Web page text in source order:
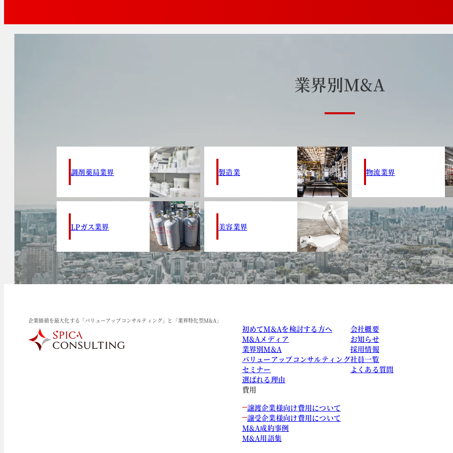
業界別M&A
調剤薬局業界 製造業 物流業界
LPガス業界 美容業界
企業価値を最大化する「バリューアップコンサルティング」と「業界特化型M&A」
初めてM&Aを検討する方へ
M&Aメディア
業界別M&A
バリューアップコンサルティング
セミナー
選ばれる理由
費用
譲渡企業様向け費用について
譲受企業様向け費用について
M&A成約事例
M&A用語集
会社概要
お知らせ
採用情報
社員一覧
よくある質問